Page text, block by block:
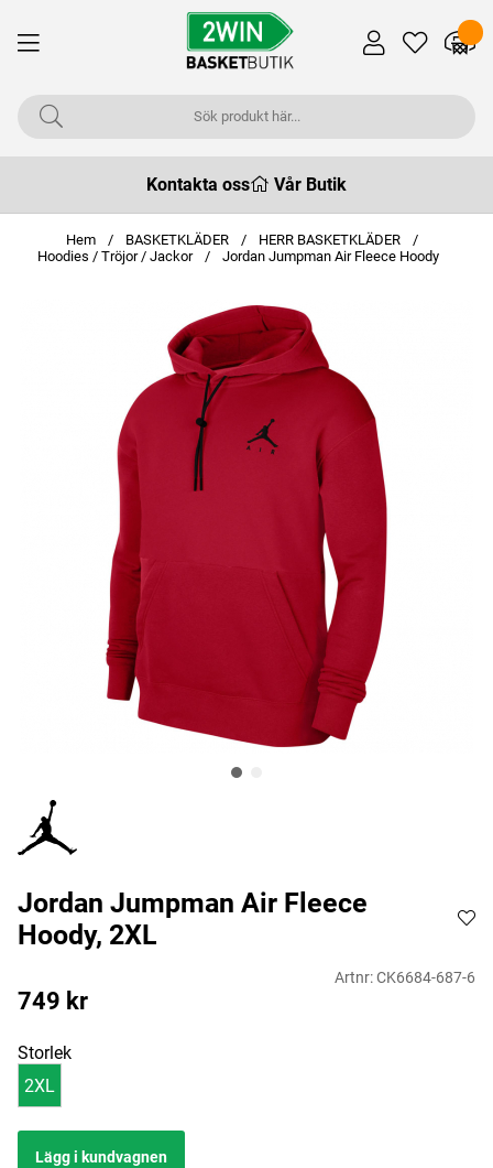
Kontakta oss Vår Butik
Hem BASKETKLÄDER
HERR BASKETKLÄDER
Hoodies / Tröjor / Jackor
Jordan Jumpman Air Fleece Hoody
Jordan Jumpman Air Fleece
Hoody, 2XL
Artnr:CK6684-687-6
749 kr
Storlek
2XL
Lägg i kundvagnen